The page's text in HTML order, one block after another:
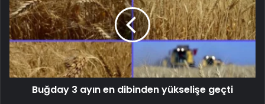
Buğday 3 ayın en dibinden yükselişe geçti